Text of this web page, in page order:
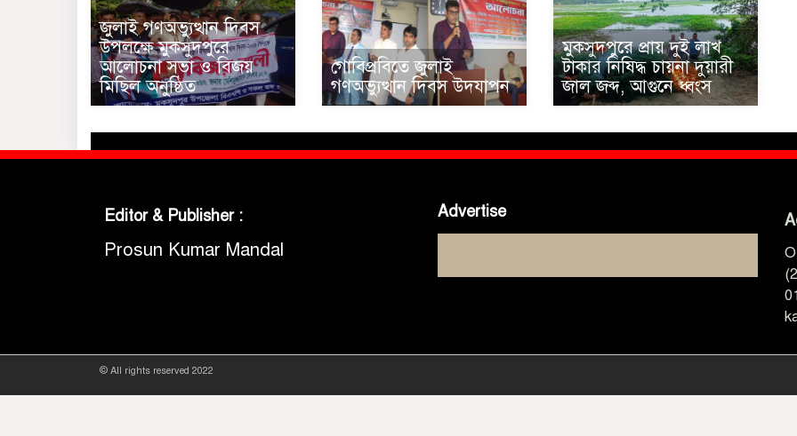
জুলাই গণঅভ্যুত্থান দিবস
উপলক্ষে মুকসুদপুরে
আলোচনা সভা ও বিজয়
মিছিল অনুষ্ঠিত
গোবিপ্রবিতে জুলাই
গণঅভ্যুত্থান দিবস উদযাপন
মুকসুদপুরে প্রায় দুই লাখ
টাকার নিষিদ্ধ চায়না দুয়ারী
জাল জব্দ, আগুনে ধ্বংস
Editor & Publisher :
Prosun Kumar Mandal
Advertise
© All rights reserved 2022